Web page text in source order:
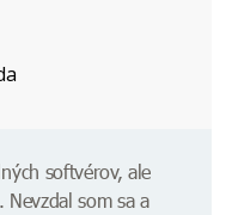
softvérov, ale
som sa a